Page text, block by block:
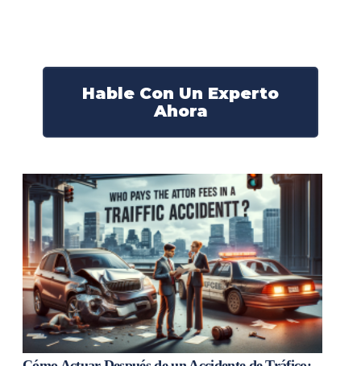
Hable Con Un Experto
Ahora